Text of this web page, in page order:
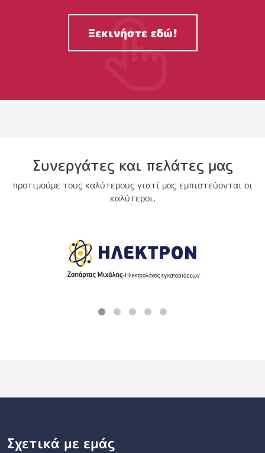
Ξεκινήστε εδώ!
Συνεργάτες και πελάτες μας
προτιμούμε τους καλύτερους γιατί μας εμπιστεύονται οι
καλύτεροι.
Σχετικά με εμάς